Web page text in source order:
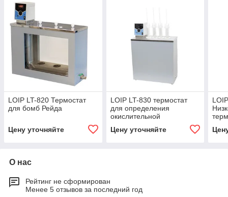
LOIP LT-820 Термостат
для бомб Рейда
Цену уточняйте
LOIP LT-830 термостат
для определения
окислительной
Цену уточняйте
О нас
Рейтинг не сформирован
Менее 5 отзывов за последний год